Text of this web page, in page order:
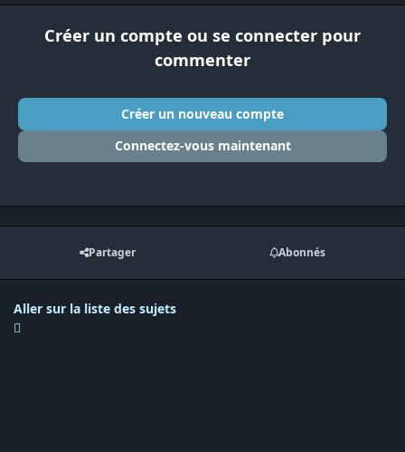
Créer un compte ou se connecter pour
commenter
Créer un nouveau compte
Connectez-vous maintenant
Partager Abonnés
Aller sur la liste des sujets